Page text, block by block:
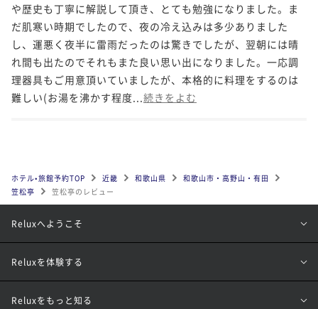
や歴史も丁寧に解説して頂き、とても勉強になりました。ま
だ肌寒い時期でしたので、夜の冷え込みは多少ありました
し、運悪く夜半に雷雨だったのは驚きでしたが、翌朝には晴
れ間も出たのでそれもまた良い思い出になりました。一応調
理器具もご用意頂いていましたが、本格的に料理をするのは
難しい(お湯を沸かす程度... 続きをよむ
ホテル•旅館予約TOP 近畿 和歌山県
和歌山市・高野山・有田
笠松亭
笠松亭のレビュー
Reluxへようこそ
Reluxを体験する
Reluxをもっと知る